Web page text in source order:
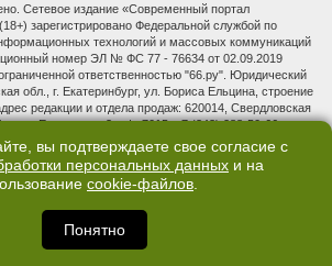
Сетевое издание «Современный портал
зарегистрировано Федеральной службой по
технологий и массовых коммуникаций
номер ЭЛ № ФС 77 - 76634 от 02.09.2019
ответственностью "66.ру". Юридический
обл., г. Екатеринбург, ул. Бориса Ельцина, строение
редакции и отдела продаж: 620014, Свердловская
Ельцина, д. 3, оф. 7015, +7 (343) 288-50-66
Шлыков Дмитрий Владимирович
вы подтверждаете свое согласие с
персональных данных и на
cookie-файлов.
Понятно